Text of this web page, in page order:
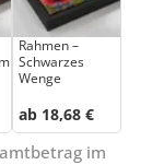
Rahmen –
Schwarzes
Wenge
ab 18,68 €
im